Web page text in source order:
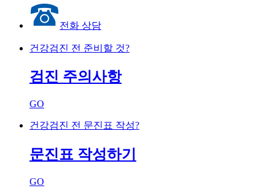
전화 상담
건강검진 전 준비할 것?
검진 주의사항
GO
건강검진 전 문진표 작성?
문진표 작성하기
GO